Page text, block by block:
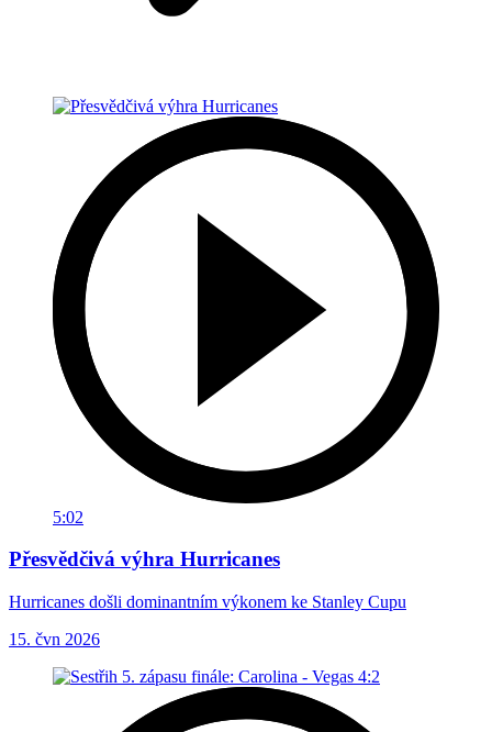
5:02
Přesvědčivá výhra Hurricanes
Hurricanes došli dominantním výkonem ke Stanley Cupu
15. čvn 2026